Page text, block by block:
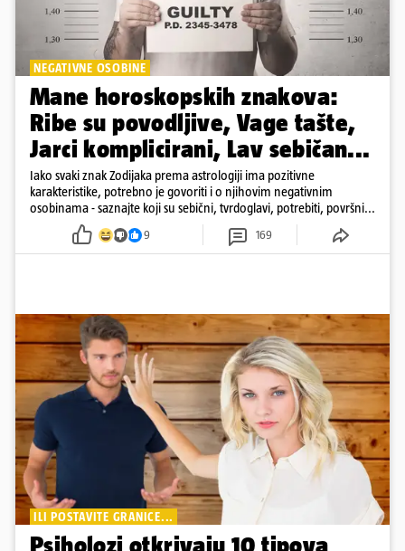
NEGATIVNE OSOBINE
Mane horoskopskih znakova:
Ribe su povodljive, Vage tašte,
Jarci komplicirani, Lav sebičan...
Iako svaki znak Zodijaka prema astrologiji ima pozitivne
karakteristike, potrebno je govoriti i o njihovim negativnim
osobinama - saznajte koji su sebični, tvrdoglavi, potrebiti, površni...
9 169
ILI POSTAVITE GRANICE...
Psiholozi otkrivaju 10 tipova